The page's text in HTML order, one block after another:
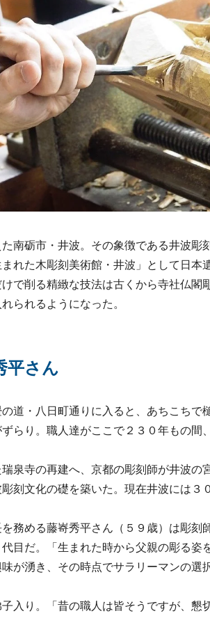
南砺市・井波。その象徴である井波彫
れた木彫刻美術館・井波」として日本
で削る精緻な技法は古くから寺社仏閣
られるようになった。
平さん
道・八日町通りに入ると、あちこちで
らり。職人達がここで２３０年もの間
泉寺の再建へ、京都の彫刻師が井波の
刻文化の礎を築いた。現在井波には３
務める藤㟢秀平さん（５９歳）は彫刻
目だ。「生まれた時から父親の彫る姿
が湧き、その時点でサラリーマンの選
入り。「昔の職人は皆そうですが、懇